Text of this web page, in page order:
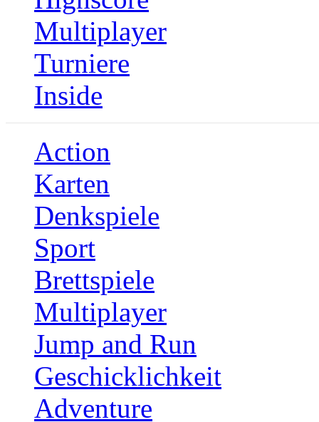
Multiplayer
Turniere
Inside
Action
Karten
Denkspiele
Sport
Brettspiele
Multiplayer
Jump and Run
Geschicklichkeit
Adventure